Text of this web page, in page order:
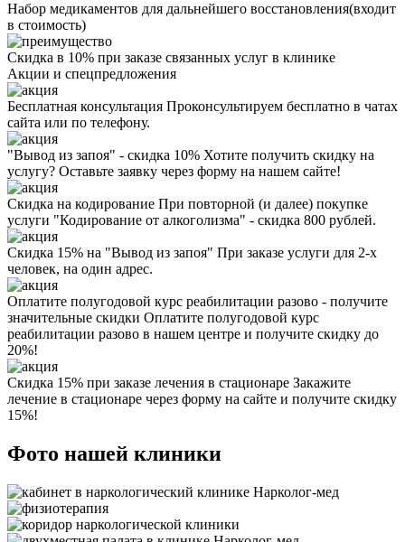
Набор медикаментов для дальнейшего восстановления(входит
в стоимость)
Скидка в 10% при заказе связанных услуг в клинике
Акции и спецпредложения
Бесплатная консультация Проконсультируем бесплатно в чатах
сайта или по телефону.
"Вывод из запоя" - скидка 10% Хотите получить скидку на
услугу? Оставьте заявку через форму на нашем сайте!
Скидка на кодирование При повторной (и далее) покупке
услуги "Кодирование от алкоголизма" - скидка 800 рублей.
Скидка 15% на "Вывод из запоя" При заказе услуги для 2-х
человек, на один адрес.
Оплатите полугодовой курс реабилитации разово - получите
значительные скидки Оплатите полугодовой курс
реабилитации разово в нашем центре и получите скидку до
20%!
Скидка 15% при заказе лечения в стационаре Закажите
лечение в стационаре через форму на сайте и получите скидку
15%!
Фото нашей клиники